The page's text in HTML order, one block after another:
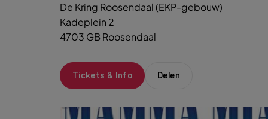
Wandelen
Eten & Drinken
Plan je bezoek
INTROosendaal
De Kring Roosendaal (EKP-gebouw)
Kadeplein 2
4703 GB Roosendaal
Tickets & Info Delen